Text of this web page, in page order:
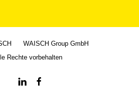
WAISCH Group GmbH
Rechte vorbehalten